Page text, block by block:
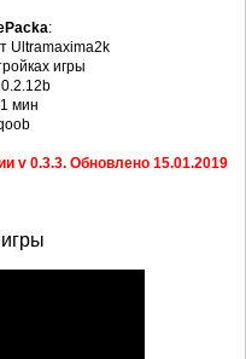
:
Ultramaxima2k
игры
мин
v 0.3.3. Обновлено 15.01.2019